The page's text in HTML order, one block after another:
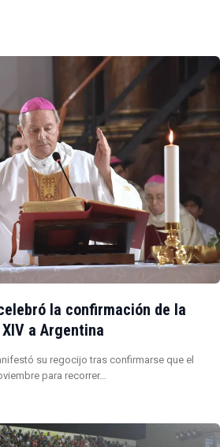
la confirmación de la
a Argentina
su regocijo tras confirmarse que el
para recorrer…